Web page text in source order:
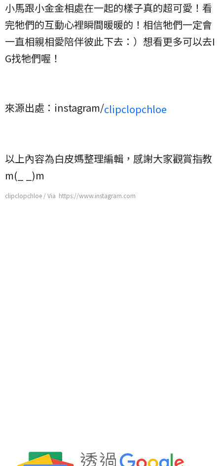
小馬跟小金金相處在一起的樣子真的超可愛！看
完牠們的互動心裡瞬間暖暖的！相信牠們一定會
一直相親相愛陪伴彼此下去：）想看更多可以去I
G找牠們喔！
來源出處：instagram/clipclopchloe
以上內容為白皮媽整理編輯，感謝大家觀賞指教
m(_ _)m
clipclopchloe / Via https://www.instagram.com